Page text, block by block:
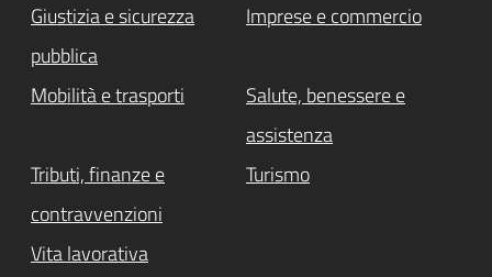
Giustizia e sicurezza
pubblica
Imprese e commercio
Mobilità e trasporti
Salute, benessere e
assistenza
Tributi, finanze e
contravvenzioni
Turismo
Vita lavorativa